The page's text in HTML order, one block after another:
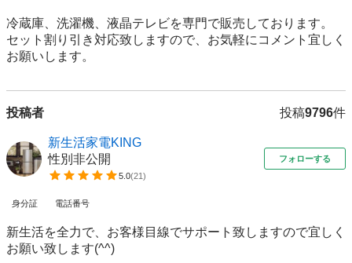
冷蔵庫、洗濯機、液晶テレビを専門で販売しております。
セット割り引き対応致しますので、お気軽にコメント宜しく
お願いします。
投稿者 投稿9796件
新生活家電KING
性別非公開
5.0(21)
フォローする
身分証 電話番号
新生活を全力で、お客様目線でサポート致しますので宜しく
お願い致します(^^)